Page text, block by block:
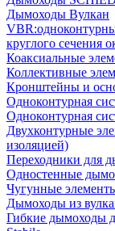
Дымоходы Вулкан
круглого сечения
Коаксиальные
Коллективные
Кронштейны и
Одноконтурная
Одноконтурная
Двухконтурные
изоляцией)
Переходники для
Одностенные
Чугунные
Дымоходы из
Гибкие дымоходы